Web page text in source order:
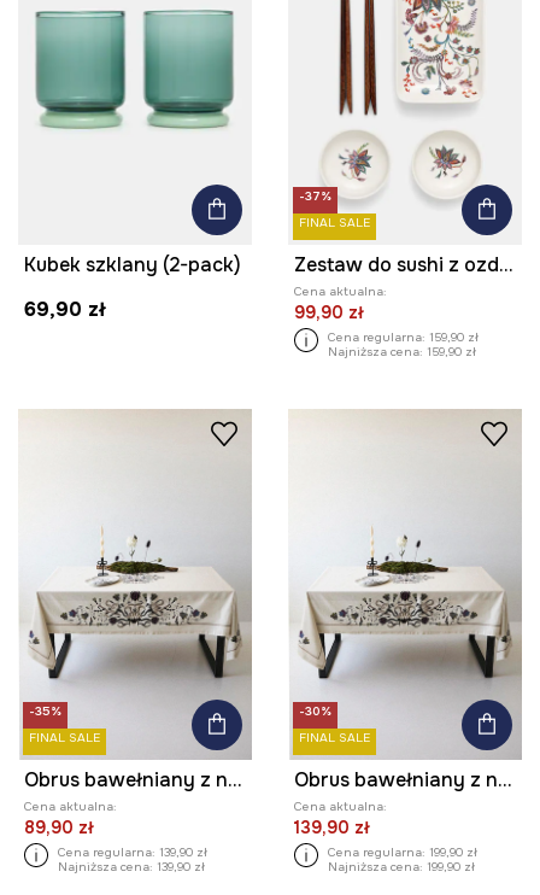
Kubek szklany (2-pack)
69,90 zł
-37%
FINAL SALE
Zestaw do sushi z ozdobnym wzorem
Cena aktualna:
99,90 zł
Cena regularna: 159,90 zł
Najniższa cena: 159,90 zł
-35%
FINAL SALE
Obrus bawełniany z nadrukiem 120 x 180 cm
Cena aktualna:
89,90 zł
Cena regularna: 139,90 zł
Najniższa cena: 139,90 zł
-30%
FINAL SALE
Obrus bawełniany z nadrukiem 150 x 250 cm
Cena aktualna:
139,90 zł
Cena regularna: 199,90 zł
Najniższa cena: 199,90 zł